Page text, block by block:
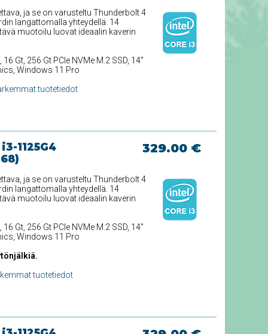
ja se on varusteltu Thunderbolt 4
langattomalla yhteydellä. 14
muotoilu luovat ideaalin kaverin
Gt, 256 Gt PCIe NVMe M.2 SSD, 14''
Windows 11 Pro
tuotetiedot
1125G4
329.00 €
ja se on varusteltu Thunderbolt 4
langattomalla yhteydellä. 14
muotoilu luovat ideaalin kaverin
Gt, 256 Gt PCIe NVMe M.2 SSD, 14''
Windows 11 Pro
tuotetiedot